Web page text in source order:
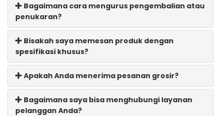
Bagaimana cara mengurus pengembalian atau
penukaran?
Bisakah saya memesan produk dengan
spesifikasi khusus?
Apakah Anda menerima pesanan grosir?
Bagaimana saya bisa menghubungi layanan
pelanggan Anda?